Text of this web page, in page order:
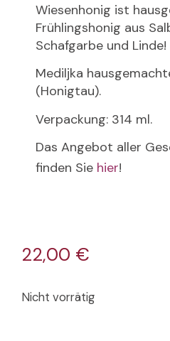
Wiesenhonig ist
Frühlingshonig aus
Schafgarbe und Linde!
Mediljka
(Honigtau).
Verpackung: 314 ml.
Das Angebot aller
finden Sie hier!
22,00 €
Nicht vorrätig